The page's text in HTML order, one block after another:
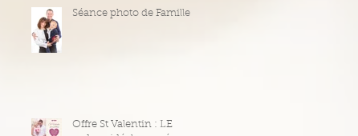
Séance photo de Famille
Offre St Valentin : LE